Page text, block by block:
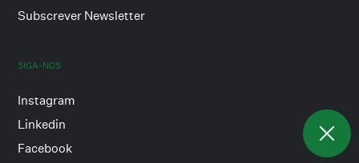
Subscrever Newsletter
SIGA-NOS
Instagram
Linkedin
Facebook